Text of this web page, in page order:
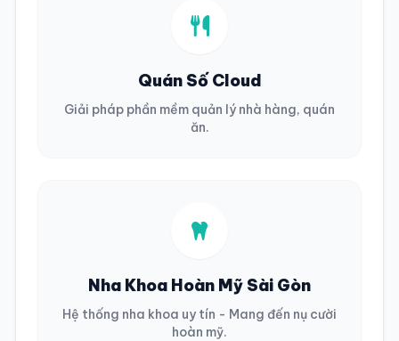
Quán Số Cloud
Giải pháp phần mềm quản lý nhà hàng, quán
ăn.
Nha Khoa Hoàn Mỹ Sài Gòn
Hệ thống nha khoa uy tín - Mang đến nụ cười
hoàn mỹ.